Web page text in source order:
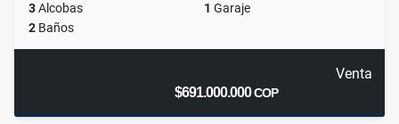
3Alcobas 1 Garaje
2 Baños
Venta
$691.000.000COP